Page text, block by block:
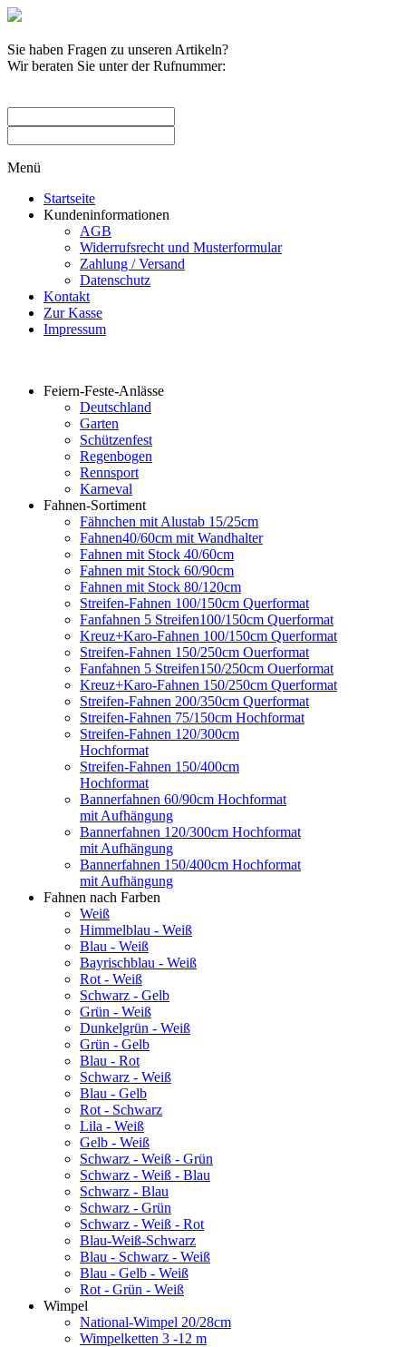
Sie haben Fragen zu unseren Artikeln?
Wir beraten Sie unter der Rufnummer:
Menü
Startseite
Kundeninformationen
AGB
Widerrufsrecht und Musterformular
Zahlung / Versand
Datenschutz
Kontakt
Zur Kasse
Impressum
Feiern-Feste-Anlässe
Deutschland
Garten
Schützenfest
Regenbogen
Rennsport
Karneval
Fahnen-Sortiment
Fähnchen mit Alustab 15/25cm
Fahnen40/60cm mit Wandhalter
Fahnen mit Stock 40/60cm
Fahnen mit Stock 60/90cm
Fahnen mit Stock 80/120cm
Streifen-Fahnen 100/150cm Querformat
Fanfahnen 5 Streifen100/150cm Querformat
Kreuz+Karo-Fahnen 100/150cm Querformat
Streifen-Fahnen 150/250cm Ouerformat
Fanfahnen 5 Streifen150/250cm Ouerformat
Kreuz+Karo-Fahnen 150/250cm Querformat
Streifen-Fahnen 200/350cm Querformat
Streifen-Fahnen 75/150cm Hochformat
Streifen-Fahnen 120/300cm
Hochformat
Streifen-Fahnen 150/400cm
Hochformat
Bannerfahnen 60/90cm Hochformat
mit Aufhängung
Bannerfahnen 120/300cm Hochformat
mit Aufhängung
Bannerfahnen 150/400cm Hochformat
mit Aufhängung
Fahnen nach Farben
Weiß
Himmelblau - Weiß
Blau - Weiß
Bayrischblau - Weiß
Rot - Weiß
Schwarz - Gelb
Grün - Weiß
Dunkelgrün - Weiß
Grün - Gelb
Blau - Rot
Schwarz - Weiß
Blau - Gelb
Rot - Schwarz
Lila - Weiß
Gelb - Weiß
Schwarz - Weiß - Grün
Schwarz - Weiß - Blau
Schwarz - Blau
Schwarz - Grün
Schwarz - Weiß - Rot
Blau-Weiß-Schwarz
Blau - Schwarz - Weiß
Blau - Gelb - Weiß
Rot - Grün - Weiß
Wimpel
National-Wimpel 20/28cm
Wimpelketten 3 -12 m